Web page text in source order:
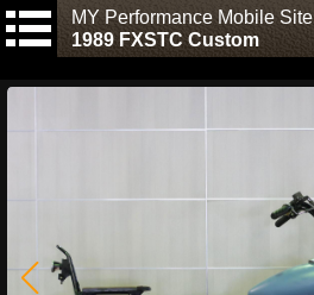
MY Performance Mobile Site
1989 FXSTC Custom